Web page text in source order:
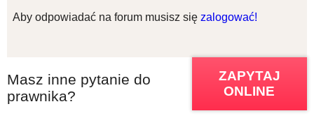
Aby odpowiadać na forum musisz się zalogować!
Masz inne pytanie do
prawnika?
ZAPYTAJ
ONLINE